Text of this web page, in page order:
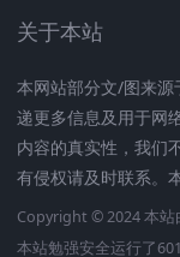
关于本站
本网站部分文/图来
递更多信息及用于网
内容的真实性，我们
有侵权请及时联系。
Copyright © 2024 本站
本站勉强安全运行了